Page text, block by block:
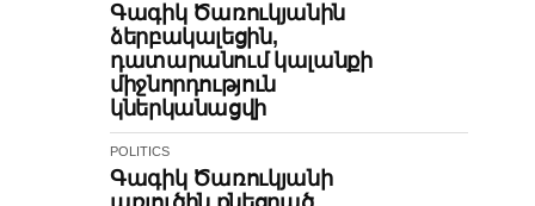
Գագիկ Ծառուկյանին
ձերբակալեցին,
դատարանում կալանքի
միջնորդություն
կներկանացվի
POLITICS
Գագիկ Ծառուկյանի